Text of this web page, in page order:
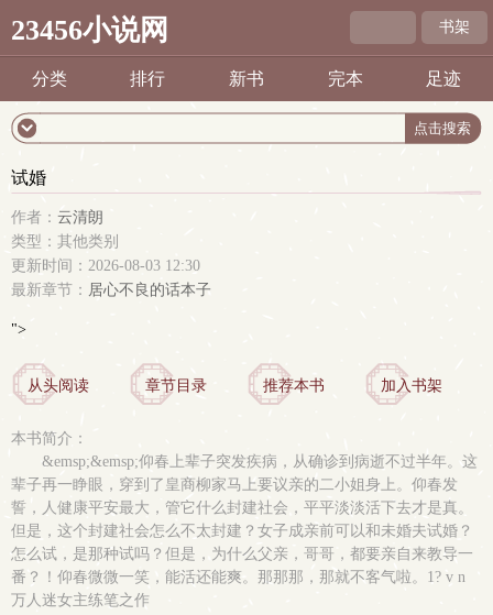
23456小说网 书架
分类 排行 新书 完本 足迹
试婚
作者： 云清朗
类型：其他类别
更新时间：2026-08-03 12:30
最新章节： 居心不良的话本子
">
从头阅读 章节目录 推荐本书 加入书架
本书简介：
&emsp;&emsp;仰春上辈子突发疾病，从确诊到病逝不过半年。这
辈子再一睁眼，穿到了皇商柳家马上要议亲的二小姐身上。仰春发
誓，人健康平安最大，管它什么封建社会，平平淡淡活下去才是真。
但是，这个封建社会怎么不太封建？女子成亲前可以和未婚夫试婚？
怎么试，是那种试吗？但是，为什么父亲，哥哥，都要亲自来教导一
番？！仰春微微一笑，能活还能爽。那那那，那就不客气啦。1? v n
万人迷女主练笔之作